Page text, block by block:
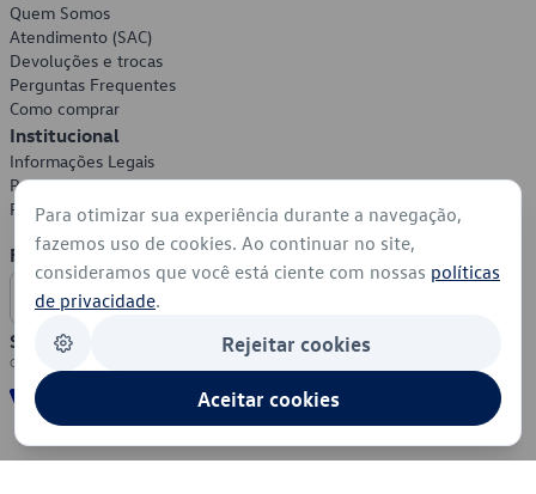
Quem Somos
Atendimento (SAC)
Devoluções e trocas
Perguntas Frequentes
Como comprar
Institucional
Informações Legais
Política de Privacidade
Política de Cookies
Formas de Pagamento
Segurança
Para otimizar sua experiência durante a navegação,
fazemos uso de cookies. Ao continuar no site,
consideramos que você está ciente com nossas políticas
de privacidade.
Rejeitar cookies
Aceitar cookies